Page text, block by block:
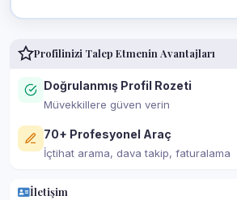
Profilinizi Talep Etmenin Avantajları
Doğrulanmış Profil Rozeti
Müvekkillere güven verin
70+ Profesyonel Araç
İçtihat arama, dava takip, faturalama
İletişim